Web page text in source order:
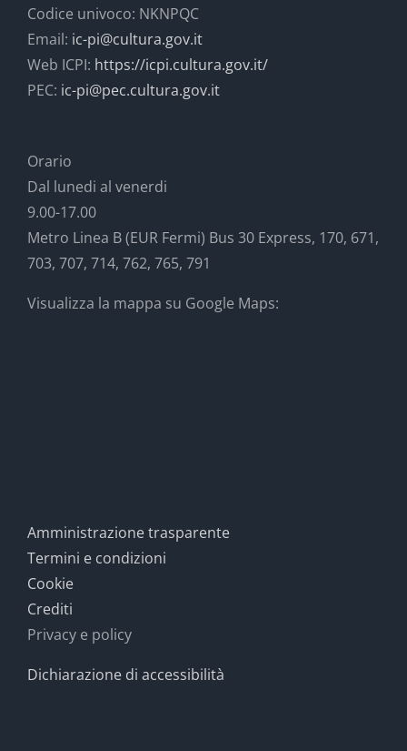
Codice univoco: NKNPQC
Email: ic-pi@cultura.gov.it
Web ICPI: https://icpi.cultura.gov.it/
PEC: ic-pi@pec.cultura.gov.it
Orario
Dal lunedi al venerdi
9.00-17.00
Metro Linea B (EUR Fermi) Bus 30 Express, 170, 671,
703, 707, 714, 762, 765, 791
Visualizza la mappa su Google Maps:
Amministrazione trasparente
Termini e condizioni
Cookie
Crediti
Privacy e policy
Dichiarazione di accessibilità